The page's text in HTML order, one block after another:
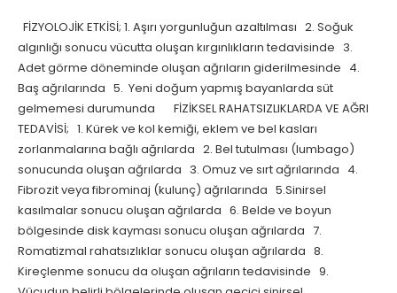
FİZYOLOJİK ETKİSİ; 1. Aşırı yorgunluğun azaltılması 2. Soğuk
algınlığı sonucu vücutta oluşan kırgınlıkların tedavisinde 3.
Adet görme döneminde oluşan ağrıların giderilmesinde 4.
Baş ağrılarında 5. Yeni doğum yapmış bayanlarda süt
gelmemesi durumunda FİZİKSEL RAHATSIZLIKLARDA VE AĞRI
TEDAVİSİ; 1. Kürek ve kol kemiği, eklem ve bel kasları
zorlanmalarına bağlı ağrılarda 2. Bel tutulması (lumbago)
sonucunda oluşan ağrılarda 3. Omuz ve sırt ağrılarında 4.
Fibrozit veya fibrominaj (kulunç) ağrılarında 5.Sinirsel
kasılmalar sonucu oluşan ağrılarda 6. Belde ve boyun
bölgesinde disk kayması sonucu oluşan ağrılarda 7.
Romatizmal rahatsızlıklar sonucu oluşan ağrılarda 8.
Kireçlenme sonucu da oluşan ağrıların tedavisinde 9.